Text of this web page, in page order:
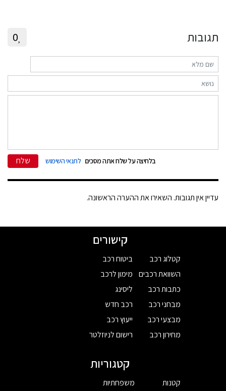
תגובות 0
בלחיצה על שלח אתה מסכים לתנאי השימוש שלח
עדיין אין תגובות. השאירו את ההערה הראשונה.
קישורים
קטלוג רכב
השוואת רכבים
כתבות רכב
מבחני רכב
מבצעי רכב
מחירון רכב
ביטוח רכב
מימון לרכב
ליסינג
רכב חדש
ייעוץ רכב
רישום לניוזלטר
קטגוריות
קטנות
משפחתיות